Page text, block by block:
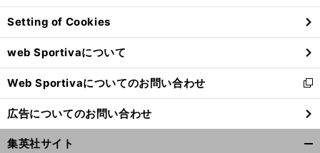
ン
ド
ウ
で
開
く
Setting of Cookies
web Sportivaについて
Web Sportivaについてのお問い合わせ
新
し
い
ウ
ィ
広告についてのお問い合わせ
集英社サイト